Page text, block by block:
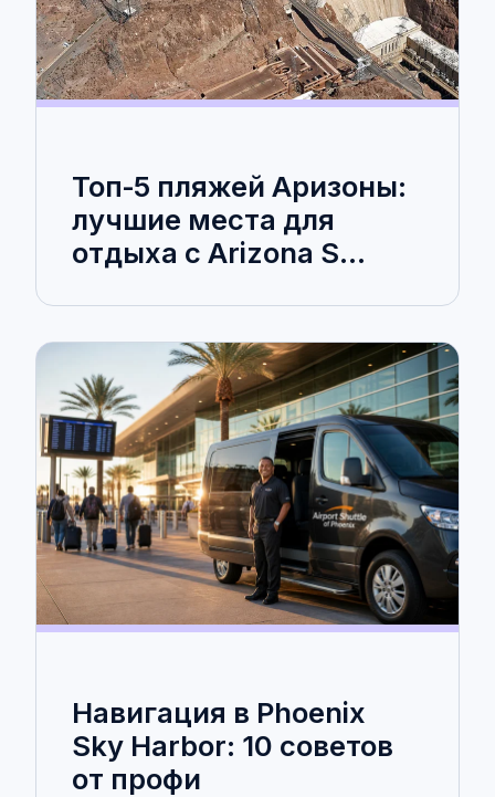
Топ‑5 пляжей Аризоны:
лучшие места для
отдыха с Arizona S...
Навигация в Phoenix
Sky Harbor: 10 советов
от профи